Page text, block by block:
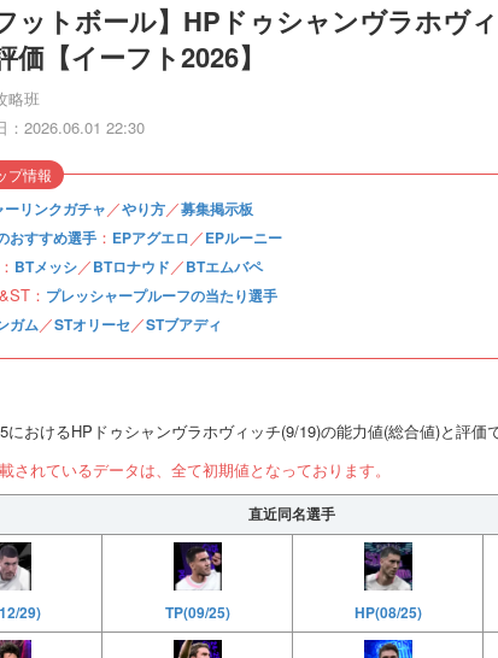
ットボール】HPドゥシャンヴラホヴ
価【イーフト2026】
略班
：2026.06.01 22:30
ーリンクガチャ／やり方／募集掲示板
おすすめ選手 ： EPアグエロ／EPルーニー
BTメッシ／BTロナウド／BTエムバペ
： プレッシャープルーフの当たり選手
ガム／STオリーセ／STブアディ
プ情報
におけるHPドゥシャンヴラホヴィッチ(9/19)の能力値(総合値)と評価で
されているデータは、全て初期値となっております。
直近同名選手
29) TP(09/25) HP(08/25)